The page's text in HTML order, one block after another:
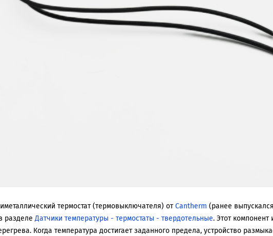
термостат (термовыключателя) отCantherm (ранее
разделеДатчики температуры - термостаты - твердотельные. Этот компонент
Когда температура достигает заданного предела, устройство